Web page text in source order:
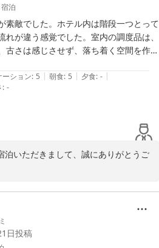
から数多く頂戴しており、スタッフ皆
ます。
んが、訪れたお客様皆様の良き思い出
同日々努めて参ります。
、ありがとうございました。
宿泊
素敵でした。ホテル内は階段一つとって
が違う感覚でした。室内の調度品は、
古さは感じさせず、落ち着く空間を作っ
充実していて、シャンプーからボディ
なっていたり、男性向けの化粧水セッ
入った箱には、ヘアクリップまで入っ
モーニングでは、銀食器だったりフルー
れて、お嬢様気分を味わえました。
アットホームな雰囲気で、尚且つ丁寧な
、いつかまた泊まってみたいと思う、お
ーション: 5 | 朝食: 5 | 夕食: - |
: -
泊いただきまして、誠にありがとうご
子で大変嬉しく存じます。
を含め長い歴史を持つホテルであ
プしたような感覚になるとおっしゃ
日投稿